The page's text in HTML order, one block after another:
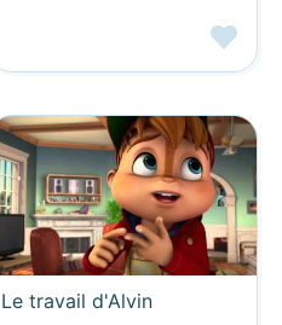
Le travail d'Alvin